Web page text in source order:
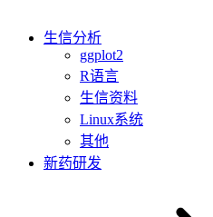
生信分析
ggplot2
R语言
生信资料
Linux系统
其他
新药研发